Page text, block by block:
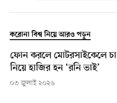
করোনা বিশ্ব নিয়ে আরও পড়ুন
ফোন করলে মোটরসাইকেলে চা
নিয়ে হাজির হন ‘রনি ভাই’
০৩ জুলাই ২০২৬